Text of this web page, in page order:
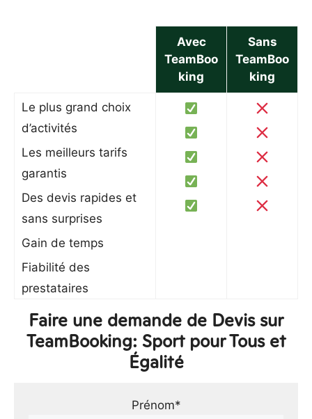
Avec
TeamBoo
king
Sans
TeamBoo
king
Le plus grand choix
d’activités
Les meilleurs tarifs
garantis
Des devis rapides et
sans surprises
Gain de temps
Fiabilité des
prestataires
Faire une demande de Devis sur
TeamBooking: Sport pour Tous et
Égalité
Prénom*